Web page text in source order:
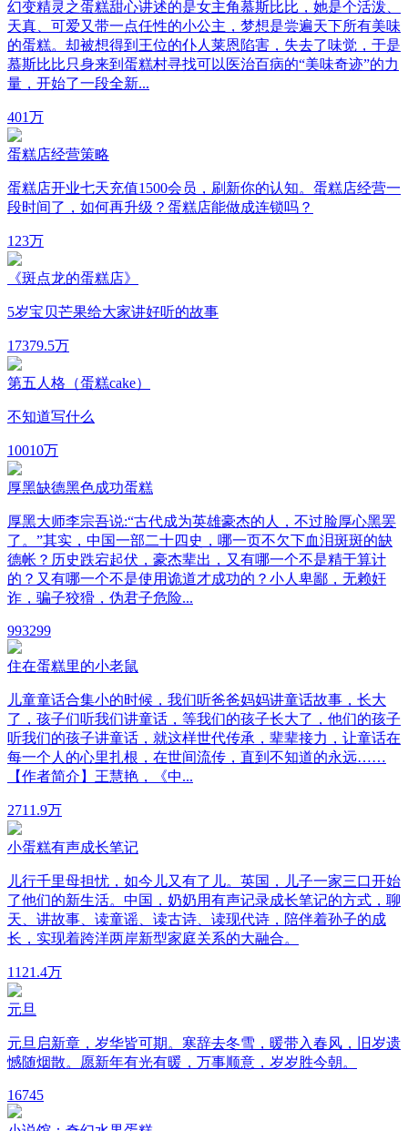
幻变精灵之蛋糕甜心讲述的是女主角慕斯比比，她是个活泼、
天真、可爱又带一点任性的小公主，梦想是尝遍天下所有美味
的蛋糕。却被想得到王位的仆人莱恩陷害，失去了味觉，于是
慕斯比比只身来到蛋糕村寻找可以医治百病的“美味奇迹”的力
量，开始了一段全新...
401万
蛋糕店经营策略
蛋糕店开业七天充值1500会员，刷新你的认知。蛋糕店经营一
段时间了，如何再升级？蛋糕店能做成连锁吗？
123万
《斑点龙的蛋糕店》
5岁宝贝芒果给大家讲好听的故事
17379.5万
第五人格（蛋糕cake）
不知道写什么
10010万
厚黑缺德黑色成功蛋糕
厚黑大师李宗吾说:“古代成为英雄豪杰的人，不过脸厚心黑罢
了。”其实，中国一部二十四史，哪一页不欠下血泪斑斑的缺
德帐？历史跌宕起伏，豪杰辈出，又有哪一个不是精于算计
的？又有哪一个不是使用诡道才成功的？小人卑鄙，无赖奸
诈，骗子狡猾，伪君子危险...
993299
住在蛋糕里的小老鼠
儿童童话合集小的时候，我们听爸爸妈妈讲童话故事，长大
了，孩子们听我们讲童话，等我们的孩子长大了，他们的孩子
听我们的孩子讲童话，就这样世代传承，辈辈接力，让童话在
每一个人的心里扎根，在世间流传，直到不知道的永远……
【作者简介】王慧艳，《中...
2711.9万
小蛋糕有声成长笔记
儿行千里母担忧，如今儿又有了儿。英国，儿子一家三口开始
了他们的新生活。中国，奶奶用有声记录成长笔记的方式，聊
天、讲故事、读童谣、读古诗、读现代诗，陪伴着孙子的成
长，实现着跨洋两岸新型家庭关系的大融合。
1121.4万
元旦
元旦启新章，岁华皆可期。寒辞去冬雪，暖带入春风，旧岁遗
憾随烟散。愿新年有光有暖，万事顺意，岁岁胜今朝。
16745